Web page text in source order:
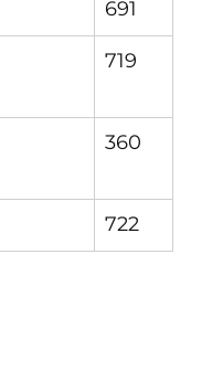
691
719
360
722